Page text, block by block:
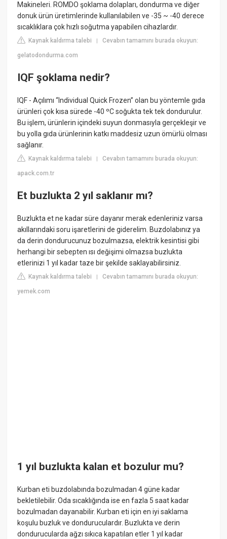
Makineleri. ROMDO şoklama dolapları, dondurma ve diğer
donuk ürün üretimlerinde kullanılabilen ve -35 ~ -40 derece
sıcaklıklara çok hızlı soğutma yapabilen cihazlardır.
Kaynak kaldırma talebi |Cevabın tamamını burada okuyun:
gelatodondurma.com
IQF şoklama nedir?
IQF - Açılımı “Individual Quick Frozen” olan bu yöntemle gıda
ürünleri çok kısa sürede -40 ºC soğukta tek tek dondurulur.
Bu işlem, ürünlerin içindeki suyun donmasıyla gerçekleşir ve
bu yolla gıda ürünlerinin katkı maddesiz uzun ömürlü olması
sağlanır.
Kaynak kaldırma talebi |Cevabın tamamını burada okuyun:
apack.com.tr
Et buzlukta 2 yıl saklanır mı?
Buzlukta et ne kadar süre dayanır merak edenleriniz varsa
akıllarındaki soru işaretlerini de giderelim. Buzdolabınız ya
da derin dondurucunuz bozulmazsa, elektrik kesintisi gibi
herhangi bir sebepten ısı değişimi olmazsa buzlukta
etlerinizi 1 yıl kadar taze bir şekilde saklayabilirsiniz.
Kaynak kaldırma talebi |Cevabın tamamını burada okuyun:
yemek.com
1 yıl buzlukta kalan et bozulur mu?
Kurban eti buzdolabında bozulmadan 4 güne kadar
bekletilebilir. Oda sıcaklığında ise en fazla 5 saat kadar
bozulmadan dayanabilir. Kurban eti için en iyi saklama
koşulu buzluk ve donduruculardır. Buzlukta ve derin
dondurucularda ağzı sıkıca kapatılan etler 1 yıl kadar